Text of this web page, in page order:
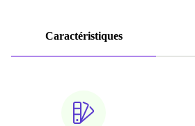
Caractéristiques